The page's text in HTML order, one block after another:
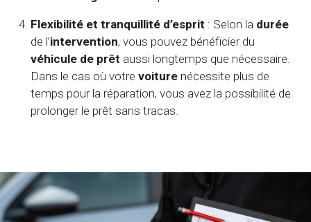
Flexibilité et tranquillité d’esprit : Selon la durée
de l’intervention, vous pouvez bénéficier du
véhicule de prêt aussi longtemps que nécessaire.
Dans le cas où votre voiture nécessite plus de
temps pour la réparation, vous avez la possibilité de
prolonger le prêt sans tracas.